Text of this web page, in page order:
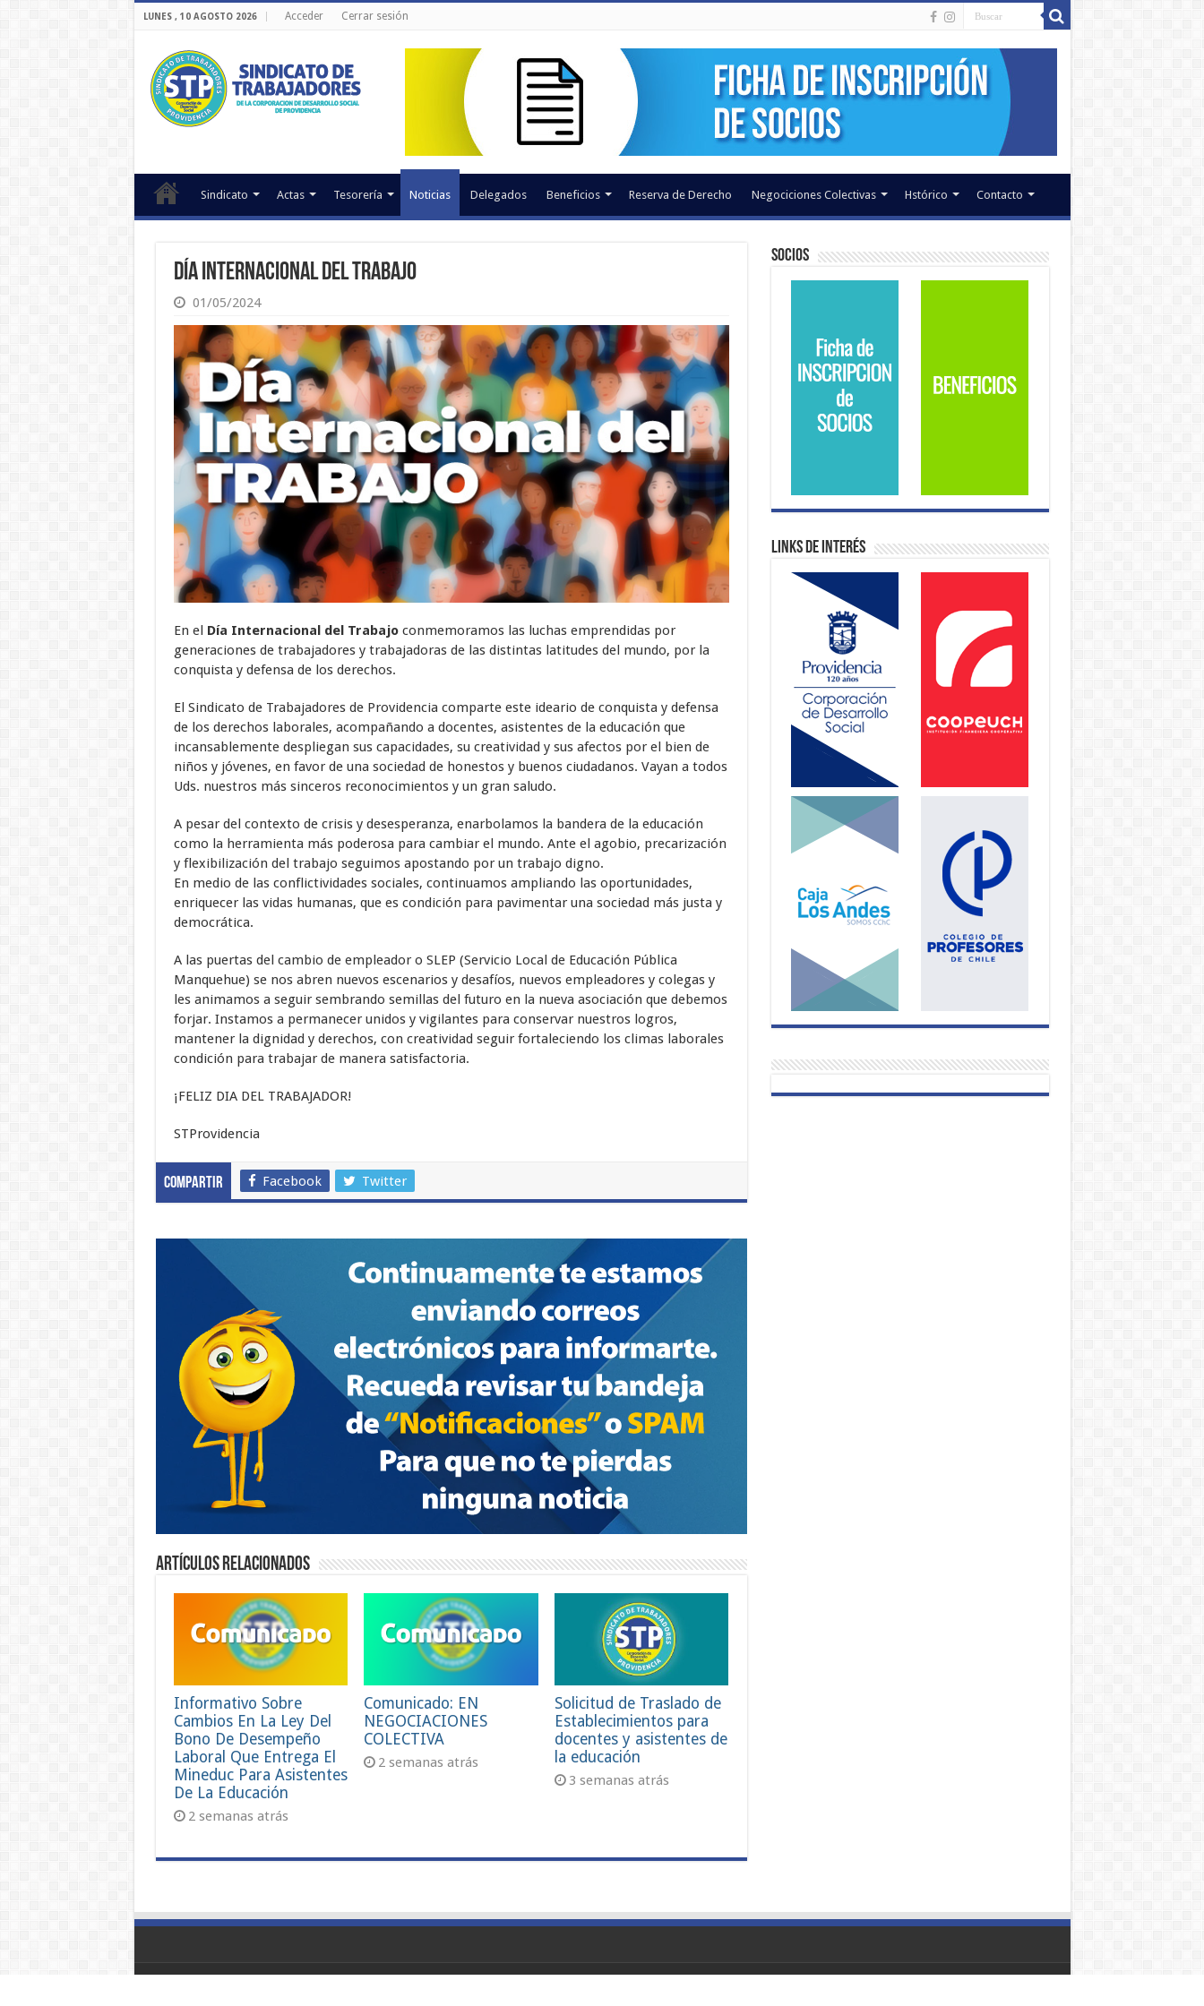
LUNES , 10 AGOSTO 2026 Acceder Cerrar sesión
Sindicato Actas Tesorería Noticias Delegados Beneficios Reserva de Derecho Negociciones Colectivas Hstórico Contacto
Día Internacional del Trabajo
01/05/2024
En el Día Internacional del Trabajoconmemoramos las luchas emprendidas por
generaciones de trabajadores y trabajadoras de las distintas latitudes del mundo, por la
conquista y defensa de los derechos.
El Sindicato de Trabajadores de Providencia comparte este ideario de conquista y defensa
de los derechos laborales, acompañando a docentes, asistentes de la educación que
incansablemente despliegan sus capacidades, su creatividad y sus afectos por el bien de
niños y jóvenes, en favor de una sociedad de honestos y buenos ciudadanos. Vayan a todos
Uds. nuestros más sinceros reconocimientos y un gran saludo.
A pesar del contexto de crisis y desesperanza, enarbolamos la bandera de la educación
como la herramienta más poderosa para cambiar el mundo. Ante el agobio, precarización
y flexibilización del trabajo seguimos apostando por un trabajo digno.
En medio de las conflictividades sociales, continuamos ampliando las oportunidades,
enriquecer las vidas humanas, que es condición para pavimentar una sociedad más justa y
democrática.
A las puertas del cambio de empleador o SLEP (Servicio Local de Educación Pública
Manquehue) se nos abren nuevos escenarios y desafíos, nuevos empleadores y colegas y
les animamos a seguir sembrando semillas del futuro en la nueva asociación que debemos
forjar. Instamos a permanecer unidos y vigilantes para conservar nuestros logros,
mantener la dignidad y derechos, con creatividad seguir fortaleciendo los climas laborales
condición para trabajar de manera satisfactoria.
¡FELIZ DIA DEL TRABAJADOR!
STProvidencia
Compartir Facebook Twitter
Artículos relacionados
Informativo Sobre
Cambios En La Ley Del
Bono De Desempeño
Laboral Que Entrega El
Mineduc Para Asistentes
De La Educación
2 semanas atrás
Comunicado: EN
NEGOCIACIONES
COLECTIVA
2 semanas atrás
Solicitud de Traslado de
Establecimientos para
docentes y asistentes de
la educación
3 semanas atrás
Socios
Links de Interés